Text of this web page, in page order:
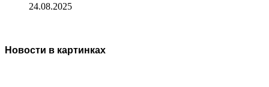
24.08.2025
Новости в картинках